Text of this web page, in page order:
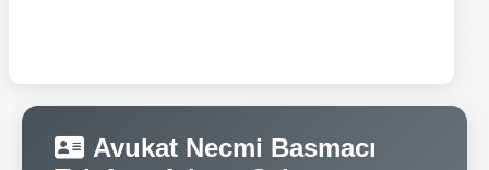
Avukat Necmi Basmacı